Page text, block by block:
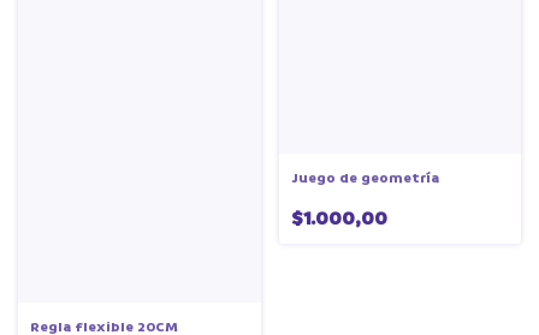
Regla flexible 20CM
Juego de geometría
$1.000,00